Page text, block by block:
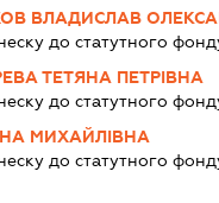
ВЛАДИСЛАВ
до статутного
ТЕТЯНА ПЕТРІВНА
до статутного
МИХАЙЛІВНА
до статутного